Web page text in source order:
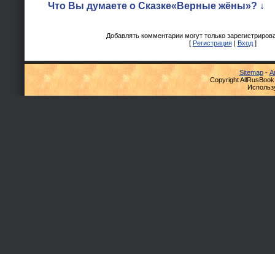
Что Вы думаете о Сказке«Верные жёны»? ↓
Добавлять комментарии могут только
[ Регистрация| Вход]
Sitemap-
Copyright